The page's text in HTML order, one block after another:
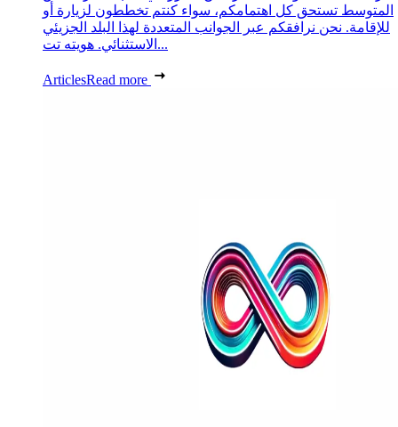
المتوسط تستحق كل اهتمامكم، سواء كنتم تخططون لزيارة أو
للإقامة. نحن نرافقكم عبر الجوانب المتعددة لهذا البلد الجزيئي
الاستثنائي. هويته تت...
ArticlesRead more